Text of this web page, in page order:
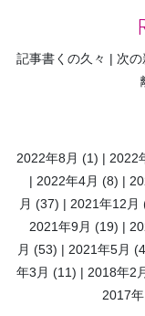
記事書くの久々 次
2022年8月 (1) 2022
2022年4月 (8)
月 (37) 2021年12月
2021年9月 (19)
月 (53) 2021年5月
年3月 (11) 2018年2
2017